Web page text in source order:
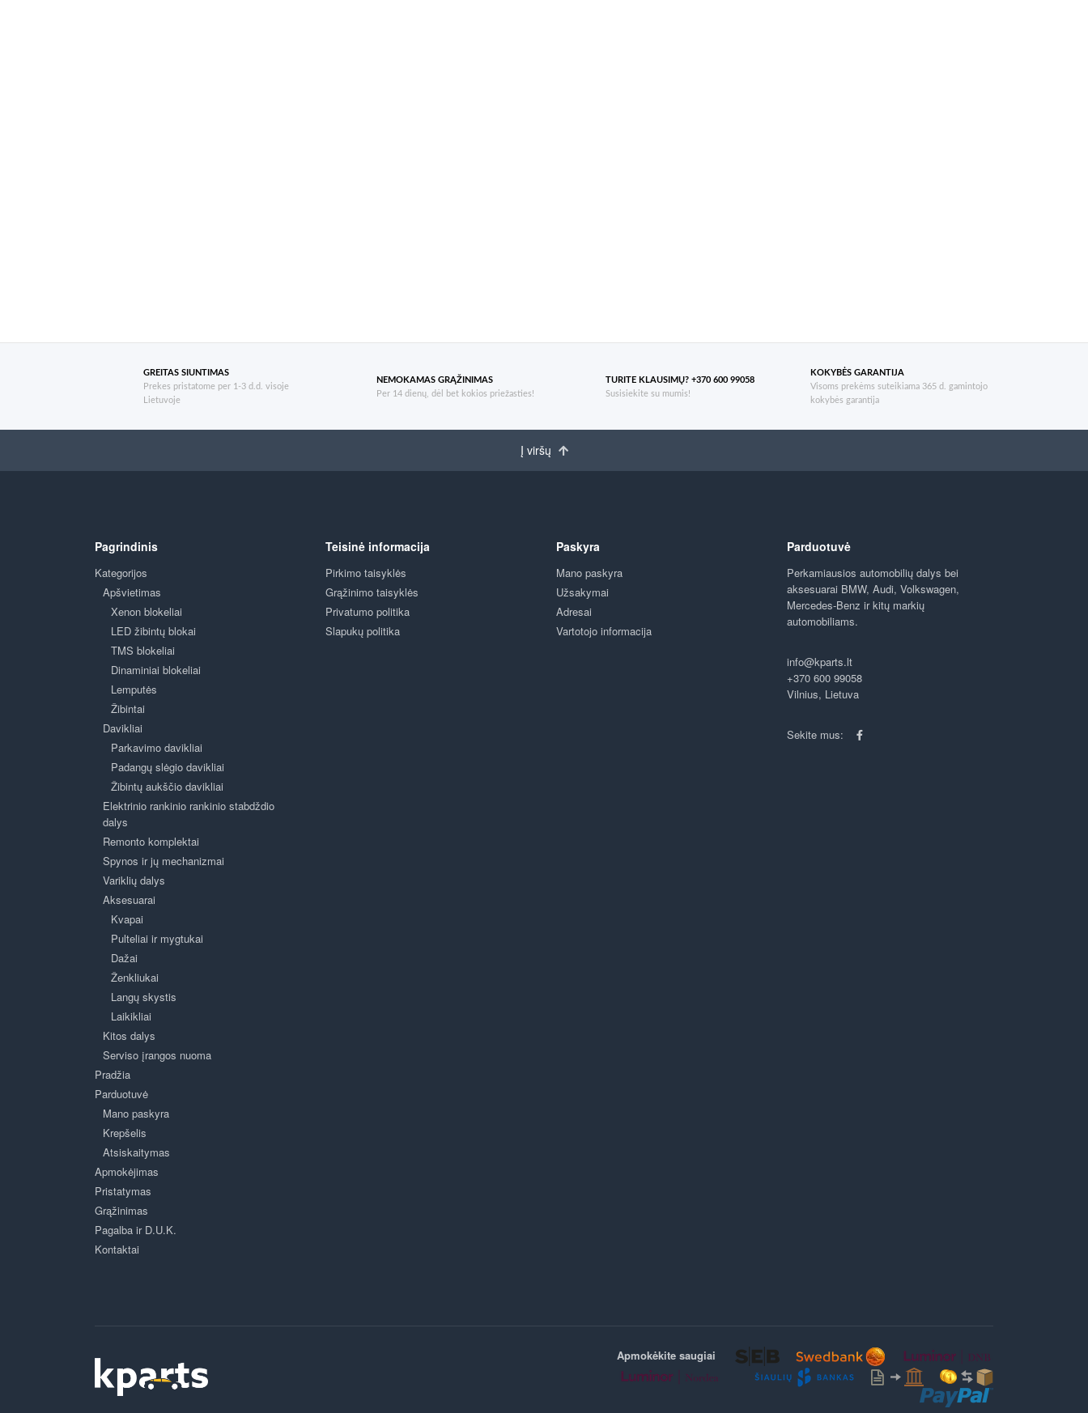
GREITAS SIUNTIMAS
Prekes pristatome per 1-3 d.d. visoje
Lietuvoje
NEMOKAMAS GRĄŽINIMAS
Per 14 dienų, dėl bet kokios priežasties!
TURITE KLAUSIMŲ? +370 600 99058
Susisiekite su mumis!
KOKYBĖS GARANTIJA
Visoms prekėms suteikiama 365 d. gamintojo
kokybės garantija
Į viršų
Pagrindinis
Kategorijos
Apšvietimas
Xenon blokeliai
LED žibintų blokai
TMS blokeliai
Dinaminiai blokeliai
Lemputės
Žibintai
Davikliai
Parkavimo davikliai
Padangų slėgio davikliai
Žibintų aukščio davikliai
Elektrinio rankinio rankinio stabdždio
dalys
Remonto komplektai
Spynos ir jų mechanizmai
Variklių dalys
Aksesuarai
Kvapai
Pulteliai ir mygtukai
Dažai
Ženkliukai
Langų skystis
Laikikliai
Kitos dalys
Serviso įrangos nuoma
Pradžia
Parduotuvė
Mano paskyra
Krepšelis
Atsiskaitymas
Apmokėjimas
Pristatymas
Grąžinimas
Pagalba ir D.U.K.
Kontaktai
Teisinė informacija
Pirkimo taisyklės
Grąžinimo taisyklės
Privatumo politika
Slapukų politika
Paskyra
Mano paskyra
Užsakymai
Adresai
Vartotojo informacija
Parduotuvė
Perkamiausios automobilių dalys bei
aksesuarai BMW, Audi, Volkswagen,
Mercedes-Benz ir kitų markių
automobiliams.
info@kparts.lt
+370 600 99058
Vilnius, Lietuva
Sekite mus:
Apmokėkite saugiai